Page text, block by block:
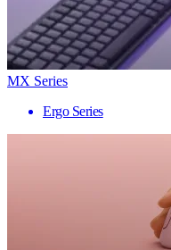
MX Series
Ergo Series